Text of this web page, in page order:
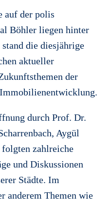
auf der polis
Böhler liegen hinter
die diesjährige
aktueller
der
durch Prof. Dr.
Aygül
zahlreiche
und Diskussionen
Städte. Im
anderem Themen wie